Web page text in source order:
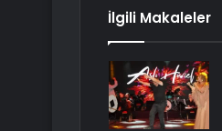
İlgili Makaleler